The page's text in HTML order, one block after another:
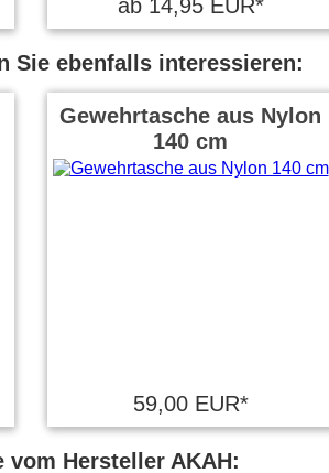
ab 14,95 EUR*
Sie ebenfalls interessieren:
Gewehrtasche aus Nylon
140 cm
59,00 EUR*
vom Hersteller AKAH: